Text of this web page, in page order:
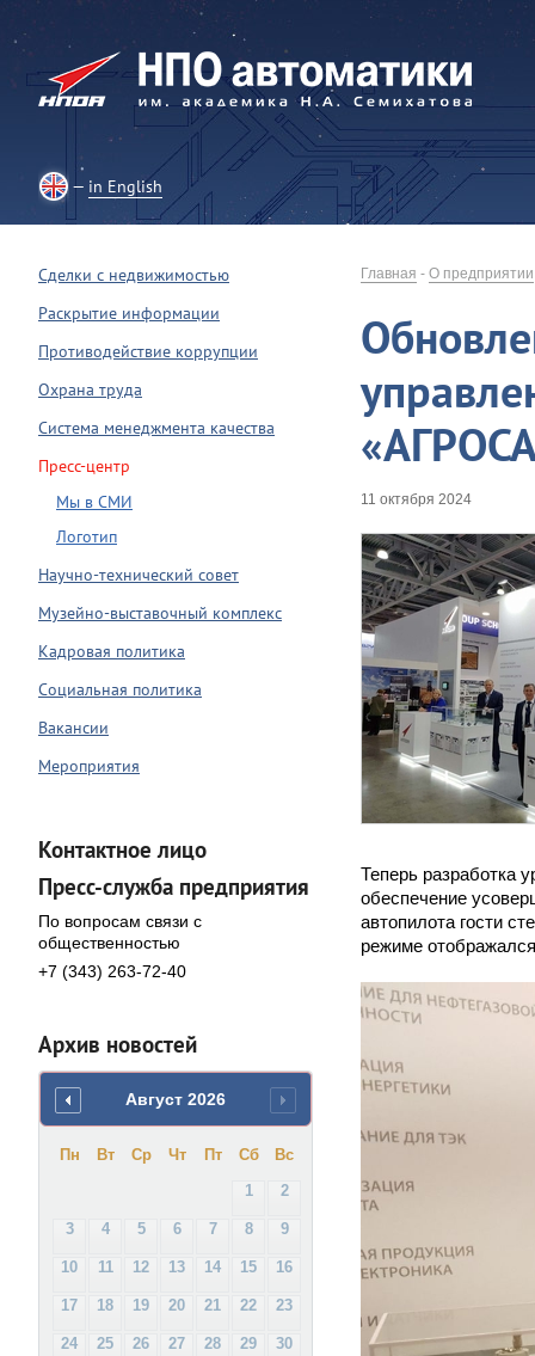
in English
Главная - О предприятии
11 октября 2024
Теперь разработка
обеспечение
автопилота гости
режиме
Сделки с недвижимостью
Раскрытие информации
Противодействие коррупции
Охрана труда
Система менеджмента качества
Пресс-центр
Мы в СМИ
Логотип
Научно-технический совет
Музейно-выставочный комплекс
Кадровая политика
Социальная политика
Вакансии
Мероприятия
Контактное лицо
Пресс-служба предприятия
По вопросам связи с
общественностью
+7 (343) 263-72-40
Архив новостей
Август 2026
Пн Вт Ср Чт Пт Сб
Вс
1
2
3 4 5 6 7 8 9
10 11 12 13 14 15 16
17 18 19 20 21 22 23
24 25 26 27 28 29 30